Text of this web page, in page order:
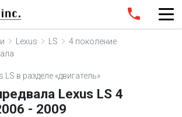
Lexus LS
4 поколение
в разделе «двигатель»
Lexus LS 4
- 2009